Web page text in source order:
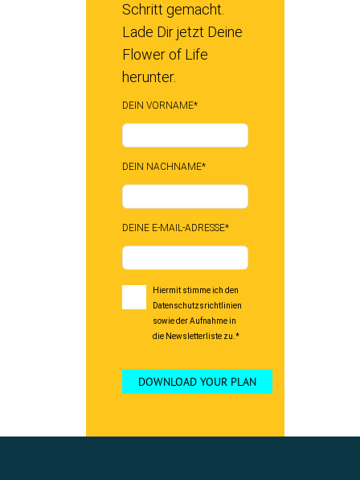
Schritt gemacht.
Lade Dir jetzt Deine
Flower of Life
herunter.
DEIN VORNAME*
DEIN NACHNAME*
DEINE E-MAIL-ADRESSE*
Hiermit stimme ich den
Datenschutzsrichtlinien
sowie der Aufnahme in
die Newsletterliste zu.*